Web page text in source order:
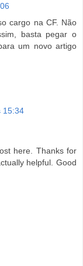
cargo na CF. Não
basta pegar o
um novo artigo
15:34
here. Thanks for
helpful. Good